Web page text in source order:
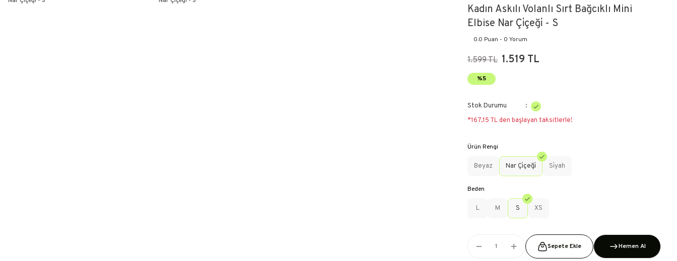
Kadın Askılı Volanlı Sırt Bağcıklı Mini
Elbise Nar Çi̇çeği̇ - S
0.0 Puan - 0 Yorum
1.599 TL 1.519 TL
%5
Stok Durumu
*167,15 TL den başlayan taksitlerle!
Ürün Rengi
Beyaz Nar Çi̇çeği̇ Si̇yah
Beden
L M S XS
Sepete Ekle Hemen Al